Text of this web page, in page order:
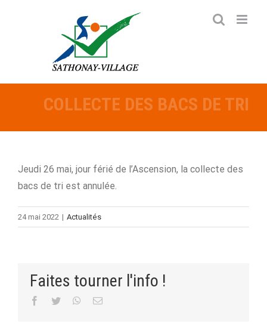
COLLECTE DES BACS DE TRI
Jeudi 26 mai, jour férié de l’Ascension, la collecte des
bacs de tri est annulée.
24 mai 2022 | Actualités
Faites tourner l'info !
Facebook
Twitter WhatsApp
Email